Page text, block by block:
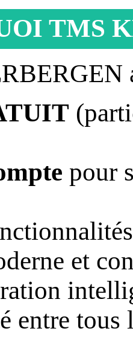
TMS
pour
et
entre tous